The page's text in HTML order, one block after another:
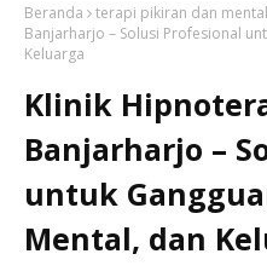
Beranda terapi pikiran dan
Banjarharjo – Solusi Profesional
Keluarga
Klinik
Banjarharjo –
untuk
Mental, dan